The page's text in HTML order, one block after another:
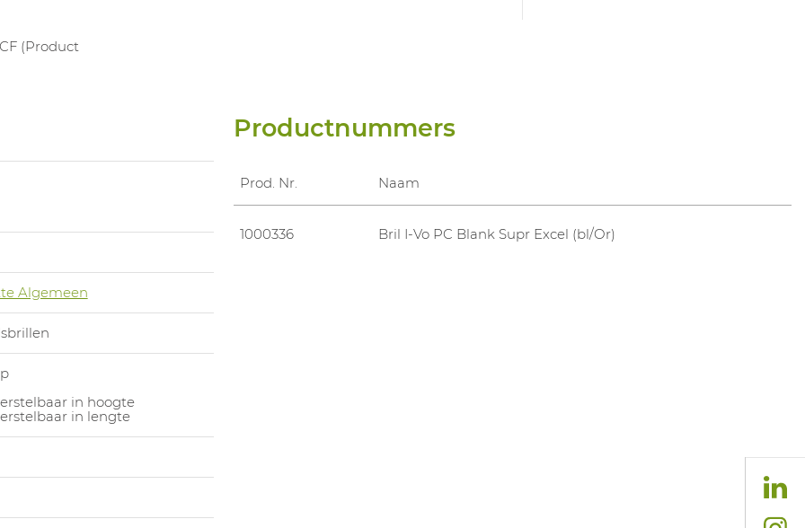
(Product
Algemeen
in hoogte
in lengte
Productnummers
Prod. Nr. Naam
1000336 Bril I-Vo PC Blank Supr Excel (bl/Or)